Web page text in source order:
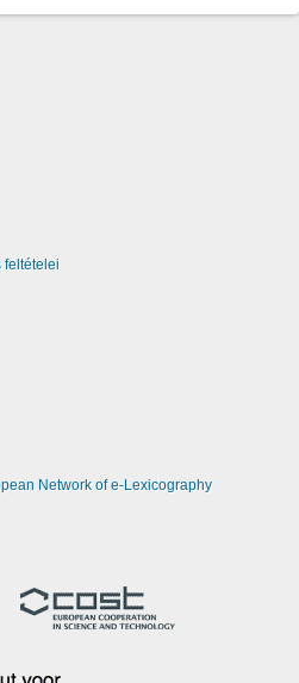
feltételei
Network of e-Lexicography